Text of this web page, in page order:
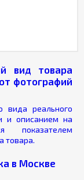
вид товара
фотографий
вида реального
и описанием на
показателем
товара.
в Москве